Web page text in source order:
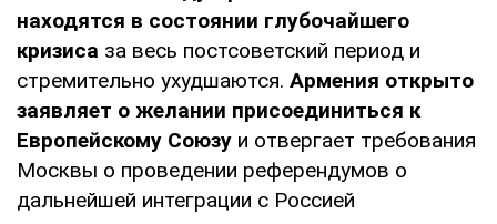
находятся в состоянии глубочайшего
кризиса за весь постсоветский период и
стремительно ухудшаются. Армения открыто
заявляет о желании присоединиться к
Европейскому Союзу и отвергает требования
Москвы о проведении референдумов о
дальнейшей интеграции с Россией